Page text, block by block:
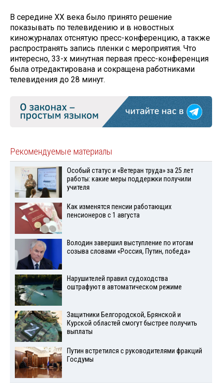
В середине XX века было принято решение
показывать по телевидению и в новостных
киножурналах отснятую пресс-конференцию, а также
распространять запись пленки с мероприятия. Что
интересно, 33-х минутная первая пресс-конференция
была отредактирована и сокращена работниками
телевидения до 28 минут.
Рекомендуемые материалы
Особый статус и «Ветеран труда» за 25 лет
работы: какие меры поддержки получили
учителя
Как изменятся пенсии работающих
пенсионеров с 1 августа
Володин завершил выступление по итогам
созыва словами «Россия, Путин, победа»
Нарушителей правил судоходства
оштрафуют в автоматическом режиме
Защитники Белгородской, Брянской и
Курской областей смогут быстрее получить
выплаты
Путин встретился с руководителями фракций
Госдумы